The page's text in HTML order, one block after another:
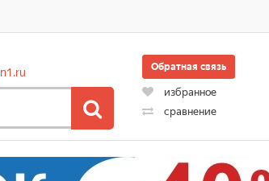
Обратная связь
избранное
сравнение